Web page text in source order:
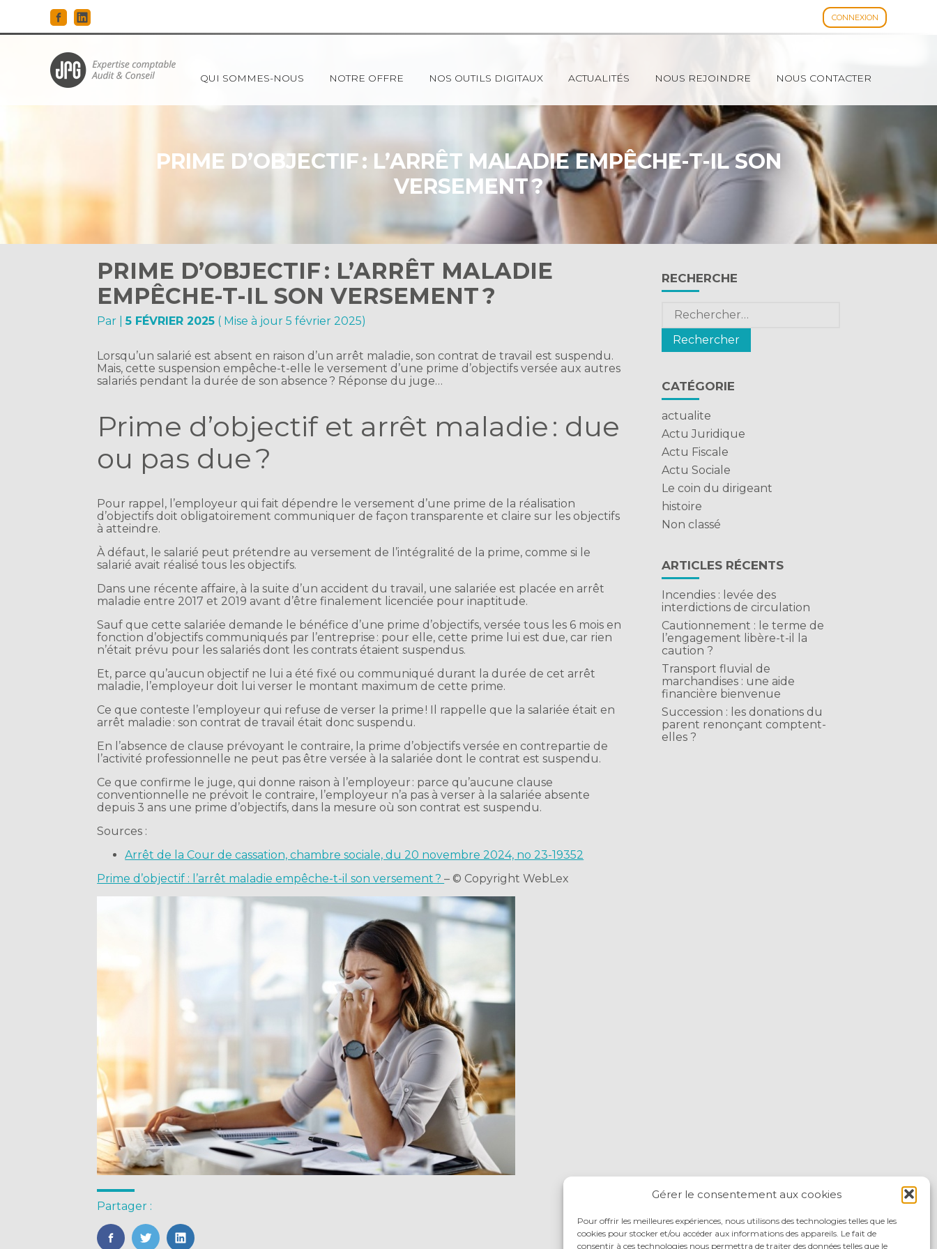
Gérer le consentement aux cookies
Pour offrir les meilleures expériences, nous utilisons des technologies telles que les
cookies pour stocker et/ou accéder aux informations des appareils. Le fait de
consentir à ces technologies nous permettra de traiter des données telles que le
CONNEXION
Principal
QUI SOMMES-NOUS NOTRE OFFRE NOS OUTILS DIGITAUX ACTUALITÉS NOUS REJOINDRE NOUS CONTACTER
PRIME D’OBJECTIF : L’ARRÊT MALADIE EMPÊCHE-T-IL SON
VERSEMENT ?
PRIME D’OBJECTIF : L’ARRÊT MALADIE
EMPÊCHE-T-IL SON VERSEMENT ?
Par |5 FÉVRIER 2025 ( Mise à jour 5 février 2025)
Lorsqu’un salarié est absent en raison d’un arrêt maladie, son contrat de travail est suspendu.
Mais, cette suspension empêche-t-elle le versement d’une prime d’objectifs versée aux autres
salariés pendant la durée de son absence ? Réponse du juge…
Prime d’objectif et arrêt maladie : due
ou pas due ?
Pour rappel, l’employeur qui fait dépendre le versement d’une prime de la réalisation
d’objectifs doit obligatoirement communiquer de façon transparente et claire sur les objectifs
à atteindre.
À défaut, le salarié peut prétendre au versement de l’intégralité de la prime, comme si le
salarié avait réalisé tous les objectifs.
Dans une récente affaire, à la suite d’un accident du travail, une salariée est placée en arrêt
maladie entre 2017 et 2019 avant d’être finalement licenciée pour inaptitude.
Sauf que cette salariée demande le bénéfice d’une prime d’objectifs, versée tous les 6 mois en
fonction d’objectifs communiqués par l’entreprise : pour elle, cette prime lui est due, car rien
n’était prévu pour les salariés dont les contrats étaient suspendus.
Et, parce qu’aucun objectif ne lui a été fixé ou communiqué durant la durée de cet arrêt
maladie, l’employeur doit lui verser le montant maximum de cette prime.
Ce que conteste l’employeur qui refuse de verser la prime ! Il rappelle que la salariée était en
arrêt maladie : son contrat de travail était donc suspendu.
En l’absence de clause prévoyant le contraire, la prime d’objectifs versée en contrepartie de
l’activité professionnelle ne peut pas être versée à la salariée dont le contrat est suspendu.
Ce que confirme le juge, qui donne raison à l’employeur : parce qu’aucune clause
conventionnelle ne prévoit le contraire, l’employeur n’a pas à verser à la salariée absente
depuis 3 ans une prime d’objectifs, dans la mesure où son contrat est suspendu.
Sources :
Arrêt de la Cour de cassation, chambre sociale, du 20 novembre 2024, no 23-19352
Prime d’objectif : l’arrêt maladie empêche-t-il son versement ?– © Copyright WebLex
Partager :
Blog
sidebar
RECHERCHE
Rechercher :
CATÉGORIE
actualite
Actu Juridique
Actu Fiscale
Actu Sociale
Le coin du dirigeant
histoire
Non classé
ARTICLES RÉCENTS
Incendies : levée des
interdictions de circulation
Cautionnement : le terme de
l’engagement libère-t-il la
caution ?
Transport fluvial de
marchandises : une aide
financière bienvenue
Succession : les donations du
parent renonçant comptent-
elles ?